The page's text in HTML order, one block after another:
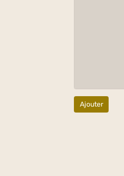
Ajouter